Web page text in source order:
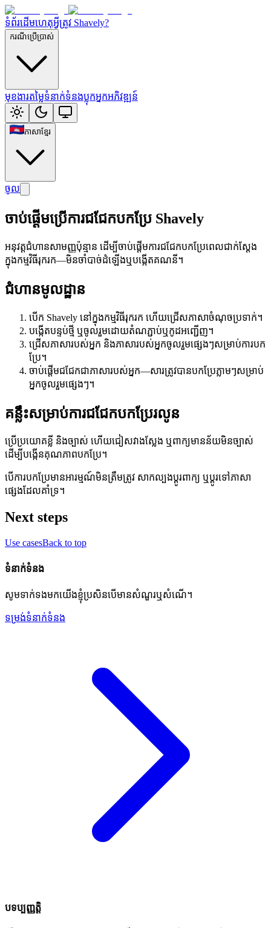
ទំព័រដើមហេតុអ្វីត្រូវ Shavely?
ករណីប្រើប្រាស់
មុខងារតម្លៃទំនាក់ទំនងប្លុកអ្នកអភិវឌ្ឍន៍
ភាសាខ្មែរ
ចូល
ចាប់ផ្តើមប្រើការជជែកបកប្រែ Shavely
អនុវត្តជំហានសាមញ្ញប៉ុន្មាន ដើម្បីចាប់ផ្តើមការជជែកបកប្រែពេលជាក់ស្តែង
ក្នុងកម្មវិធីរុករក—មិនចាំបាច់ដំឡើងឬបង្កើតគណនី។
ជំហានមូលដ្ឋាន
បើក Shavely នៅក្នុងកម្មវិធីរុករក ហើយជ្រើសភាសាចំណុចប្រទាក់។
បង្កើតបន្ទប់ថ្មី ឬចូលរួមដោយតំណភ្ជាប់ឬកូដអញ្ជើញ។
ជ្រើសភាសារបស់អ្នក និងភាសារបស់អ្នកចូលរួមផ្សេងៗសម្រាប់ការបក
ប្រែ។
ចាប់ផ្តើមជជែកជាភាសារបស់អ្នក—សារ​ត្រូវបានបកប្រែភ្លាមៗសម្រាប់
អ្នកចូលរួមផ្សេងៗ។
គន្លឹះសម្រាប់ការជជែកបកប្រែរលូន
ប្រើប្រយោគខ្លី និងច្បាស់ ហើយជៀសវាងស្លែង ឬពាក្យមានន័យមិនច្បាស់
ដើម្បីបង្កើនគុណភាពបកប្រែ។
បើការបកប្រែមានអារម្មណ៍មិនត្រឹមត្រូវ សាកល្បងប្ដូរពាក្យ ឬប្តូរទៅភាសា
ផ្សេងដែលគាំទ្រ។
Next steps
Use casesBack to top
ទំនាក់ទំនង
សូមទាក់ទងមកយើងខ្ញុំប្រសិនបើមានសំណួរឬសំណើ។
ទម្រង់ទំនាក់ទំនង
បទប្បញ្ញត្តិ